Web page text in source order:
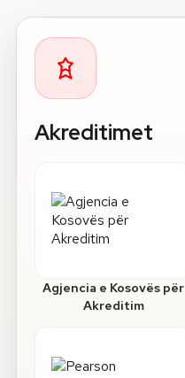
Akreditimet
Agjencia e Kosovës për
Akreditim